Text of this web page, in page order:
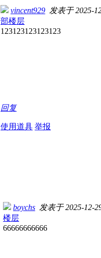
vincent929 发表于 2025-
部楼层
123123123123123
回复
使用道具 举报
boychs 发表于 2025-12-
楼层
66666666666